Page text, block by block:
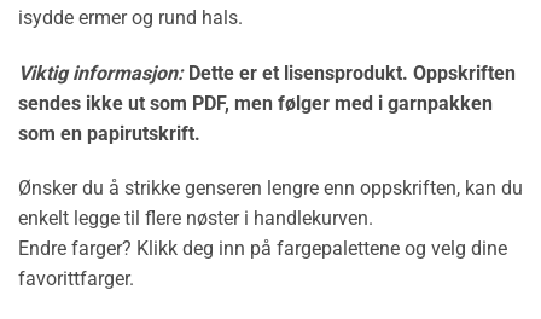
isydde ermer og rund hals.
Viktig informasjon: Dette er et lisensprodukt. Oppskriften
sendes ikke ut som PDF, men følger med i garnpakken
som en papirutskrift.
Ønsker du å strikke genseren lengre enn oppskriften, kan du
enkelt legge til flere nøster i handlekurven.
Endre farger? Klikk deg inn på fargepalettene og velg dine
favorittfarger.